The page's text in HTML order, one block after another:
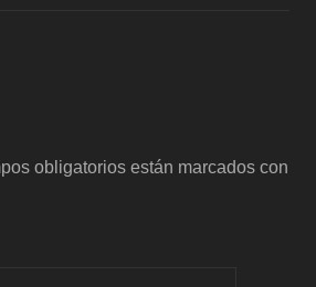
obligatorios están marcados con